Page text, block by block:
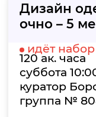
Дизайн
очно – 5
идёт набор
120 ак. часа
суббота
куратор
группа №